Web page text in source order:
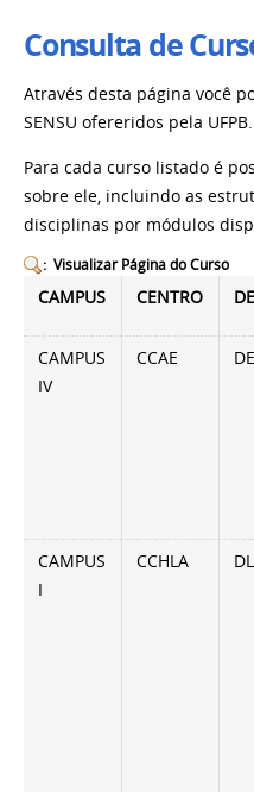
Consulta de
Através desta página você
SENSU ofereridos pela UFPB.
Para cada curso listado é
sobre ele, incluindo as
disciplinas por módulos
: Visualizar Página do Curso
CAMPUS CENTRO
CAMPUS
IV
CCAE
CAMPUS
I
CCHLA